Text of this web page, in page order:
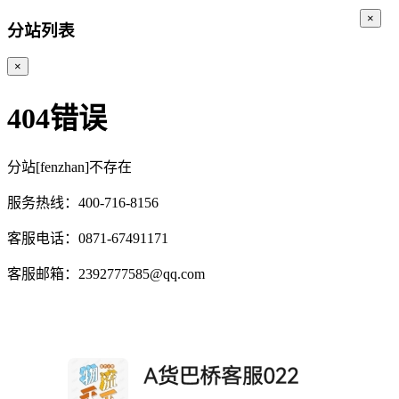
分站列表
×
404错误
分站[fenzhan]不存在
服务热线：400-716-8156
客服电话：0871-67491171
客服邮箱：2392777585@qq.com
×